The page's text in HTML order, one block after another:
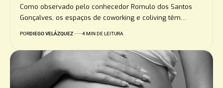
Como observado pelo conhecedor Romulo dos Santos
Gonçalves, os espaços de coworking e coliving têm…
PORDIEGO VELÁZQUEZ 4 MIN DE LEITURA